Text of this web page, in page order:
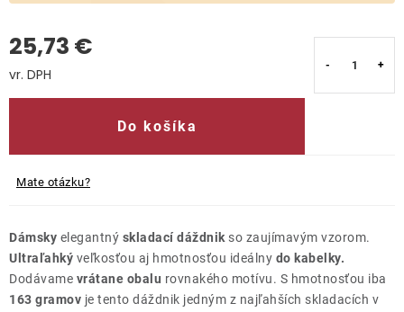
Kontakty
25,73 €
Do košíka
Mate otázku?
Dámsky elegantný skladací dáždnik so zaujímavým vzorom.
Ultraľahký veľkosťou aj hmotnosťou ideálny do kabelky.
Dodávame vrátane obalu rovnakého motívu. S hmotnosťou iba
163 gramov je tento dáždnik jedným z najľahších skladacích v